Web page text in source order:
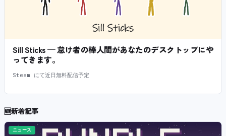
Sill Sticks — 怠け者の棒人間があなたのデスクトップにや
ってきます。
Steam にて近日無料配信予定
🆕新着記事
ニュース